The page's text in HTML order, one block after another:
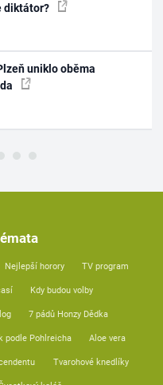
diktátor?
uniklo oběma
Nejlepší horory TV program
Kdy budou volby
7 pádů Honzy Dědka
podle Pohlreicha Aloe vera
Tvarohové knedlíky